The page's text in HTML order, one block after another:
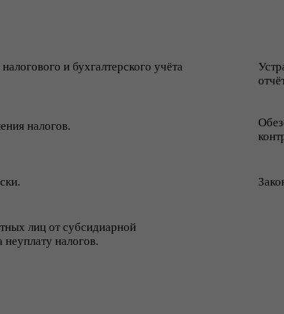
и бухгалтерского учёта
налогов.
лиц от субсидиарной
неуплату налогов.